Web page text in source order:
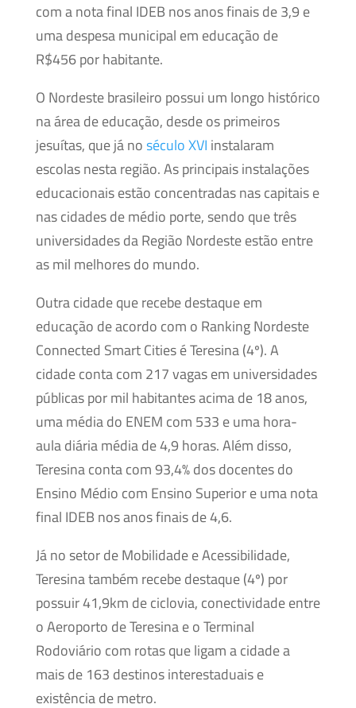
com a nota final IDEB nos anos finais de 3,9 e
uma despesa municipal em educação de
R$456 por habitante.
O Nordeste brasileiro possui um longo histórico
na área de educação, desde os primeiros
jesuítas, que já noséculo XVI instalaram
escolas nesta região. As principais instalações
educacionais estão concentradas nas capitais e
nas cidades de médio porte, sendo que três
universidades da Região Nordeste estão entre
as mil melhores do mundo.
Outra cidade que recebe destaque em
educação de acordo com o Ranking Nordeste
Connected Smart Cities é Teresina (4º). A
cidade conta com 217 vagas em universidades
públicas por mil habitantes acima de 18 anos,
uma média do ENEM com 533 e uma hora-
aula diária média de 4,9 horas. Além disso,
Teresina conta com 93,4% dos docentes do
Ensino Médio com Ensino Superior e uma nota
final IDEB nos anos finais de 4,6.
Já no setor de Mobilidade e Acessibilidade,
Teresina também recebe destaque (4º) por
possuir 41,9km de ciclovia, conectividade entre
o Aeroporto de Teresina e o Terminal
Rodoviário com rotas que ligam a cidade a
mais de 163 destinos interestaduais e
existência de metro.